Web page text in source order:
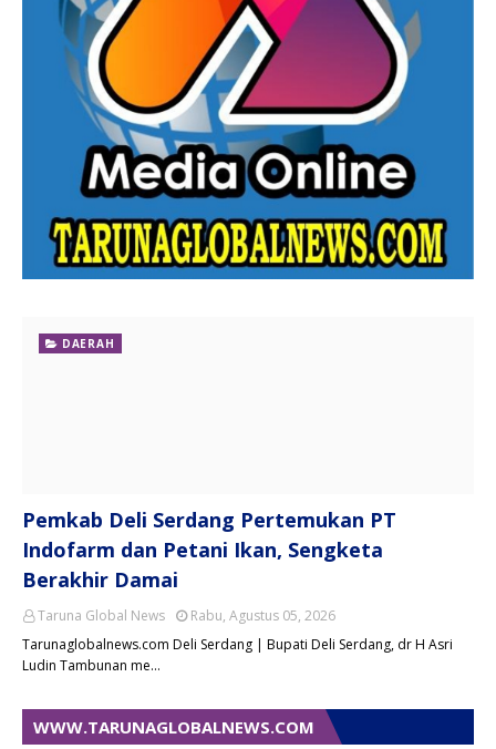
DAERAH
Pemkab Deli Serdang Pertemukan PT
Indofarm dan Petani Ikan, Sengketa
Berakhir Damai
Taruna Global News
Rabu, Agustus 05, 2026
Tarunaglobalnews.com Deli Serdang | Bupati Deli Serdang, dr H Asri
Ludin Tambunan me…
WWW.TARUNAGLOBALNEWS.COM